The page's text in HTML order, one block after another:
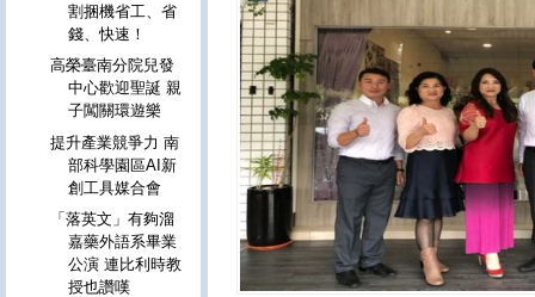
割捆機省工、省
錢、快速！
高榮臺南分院兒發
中心歡迎聖誕 親
子闖關環遊樂
提升產業競爭力 南
部科學園區AI新
創工具媒合會
「落英文」有夠溜
嘉藥外語系畢業
公演 連比利時教
授也讚嘆